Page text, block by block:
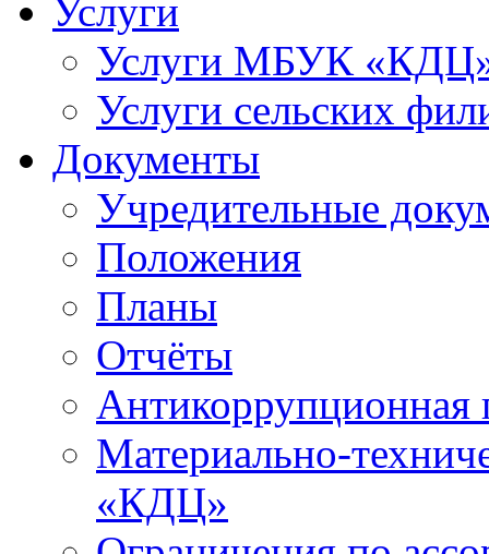
Услуги
Услуги МБУК
Услуги сельских
Документы
Учредительные
Положения
Планы
Отчёты
Антикоррупционная
Материально-
«КДЦ»